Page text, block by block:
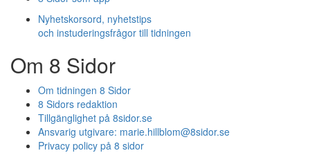
Nyhetskorsord, nyhetstips
och instuderingsfrågor till tidningen
Om 8 Sidor
Om tidningen 8 Sidor
8 Sidors redaktion
Tillgänglighet på 8sidor.se
Ansvarig utgivare: marie.hillblom@8sidor.se
Privacy policy på 8 sidor